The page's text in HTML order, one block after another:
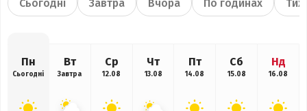
Сьогодні Завтра Вчора По годинах
Пн
Сьогодні
Вт
Завтра
Ср
12.08
Чт
13.08
Пт
14.08
Сб
15.08
Нд
16.08